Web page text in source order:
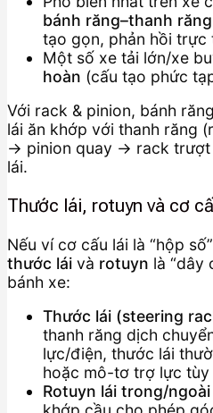
bánh răng–thanh
tạo gọn, phản hồi trực
Một số xe tải lớn/xe
hoàn (cấu tạo phức
Với rack & pinion, bánh
lái ăn khớp với thanh răng
→ pinion quay → rack
lái.
Thước lái, rotuyn và cơ
Nếu ví cơ cấu lái là “hộp
thước lái và rotuyn là “dây
bánh xe:
Thước lái (steering
thanh răng dịch
lực/điện, thước lái
hoặc mô-tơ trợ lực tùy
Rotuyn lái trong/